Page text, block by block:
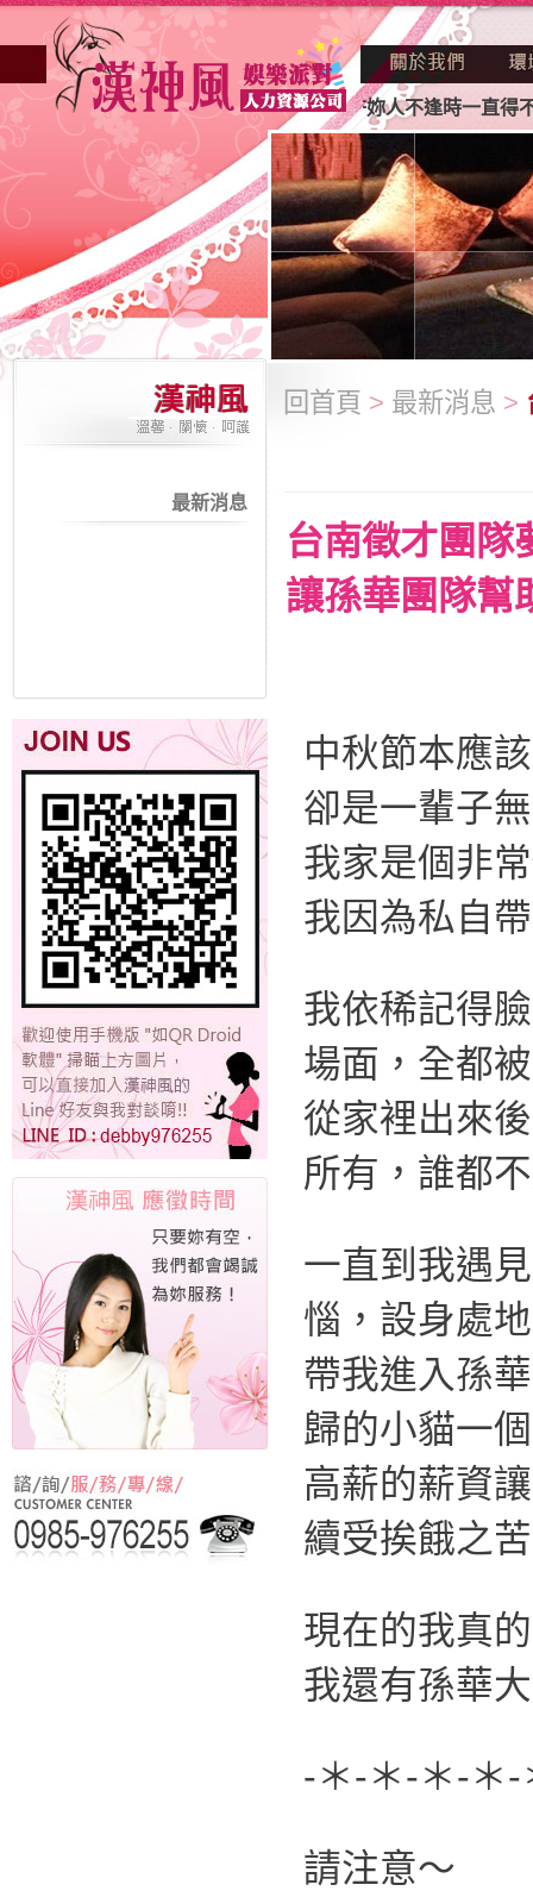
因不景氣的年代找不到工作？也許妳人不逢時一直得不到老
最新消息
回首頁 > 最新消息 >
台南徵才團隊
讓孫華團隊幫
中秋節本應
卻是一輩子
我家是個非
我因為私自
我依稀記得
場面，全都
從家裡出來
所有，誰都
一直到我遇
惱，設身處
帶我進入孫
歸的小貓一
高薪的薪資
續受挨餓之苦
現在的我真
我還有孫華
-＊-＊-＊-＊
請注意～